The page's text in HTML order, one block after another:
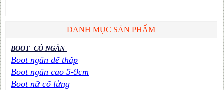
DANH MỤC SẢN PHẨM
BOOT CỔ NGẮN
Boot ngắn đế thấp
Boot ngắn cao 5-9cm
Boot nữ cổ lửng